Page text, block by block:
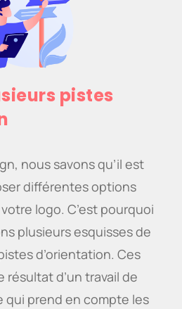
pistes
nous savons qu’il est
différentes options
logo. C’est pourquoi
plusieurs esquisses de
d’orientation. Ces
d’un travail de
qui prend en compte les